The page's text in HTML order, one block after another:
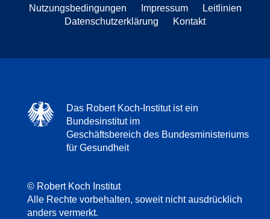
Nutzungsbedingungen Impressum
Leitlinien
Datenschutzerklärung
Kontakt
Das Robert Koch-Institut ist ein
Bundesinstitut im
Geschäftsbereich des Bundesministeriums
für Gesundheit
© Robert Koch Institut
Alle Rechte vorbehalten, soweit nicht ausdrücklich
anders vermerkt.